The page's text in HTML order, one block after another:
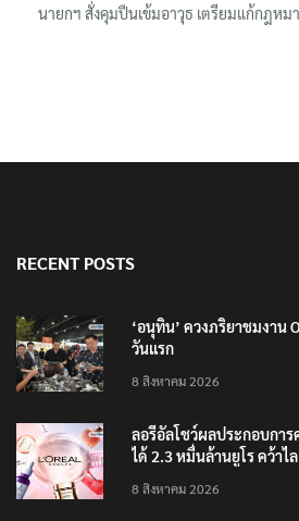
นายกฯ สั่งคุมปืนเข้มอาวุธ เตรียมแก้กฎหม
RECENT POSTS
‘อนุทิน’ ควงภริยาชมงาน
วันแรก
8 สิงหาคม 2026
ลอรีอัลโชว์ผลประกอบการ
ได้ 2.3 หมื่นล้านยูโร คว้าไ
8 สิงหาคม 2026